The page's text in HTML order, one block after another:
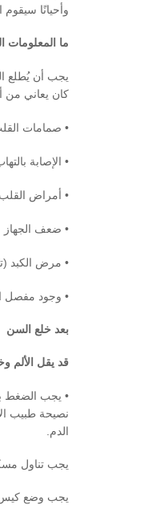
وأحيانًا
ما المعلومات
يجب أن يُطلع
كان يعاني من
• صمامات
• الإصابة
• أمراض القلب
• ضعف الجهاز
• مرض الكبد
• وجود مفصل
بعد خلع السن
قد يقل الألم
• يجب الضغط
نصيحة طبيب
الدم.
يجب تناول
يجب وضع كيس